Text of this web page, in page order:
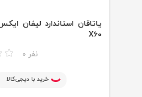
X60
0 نفر
خرید با دیجی‌کالا